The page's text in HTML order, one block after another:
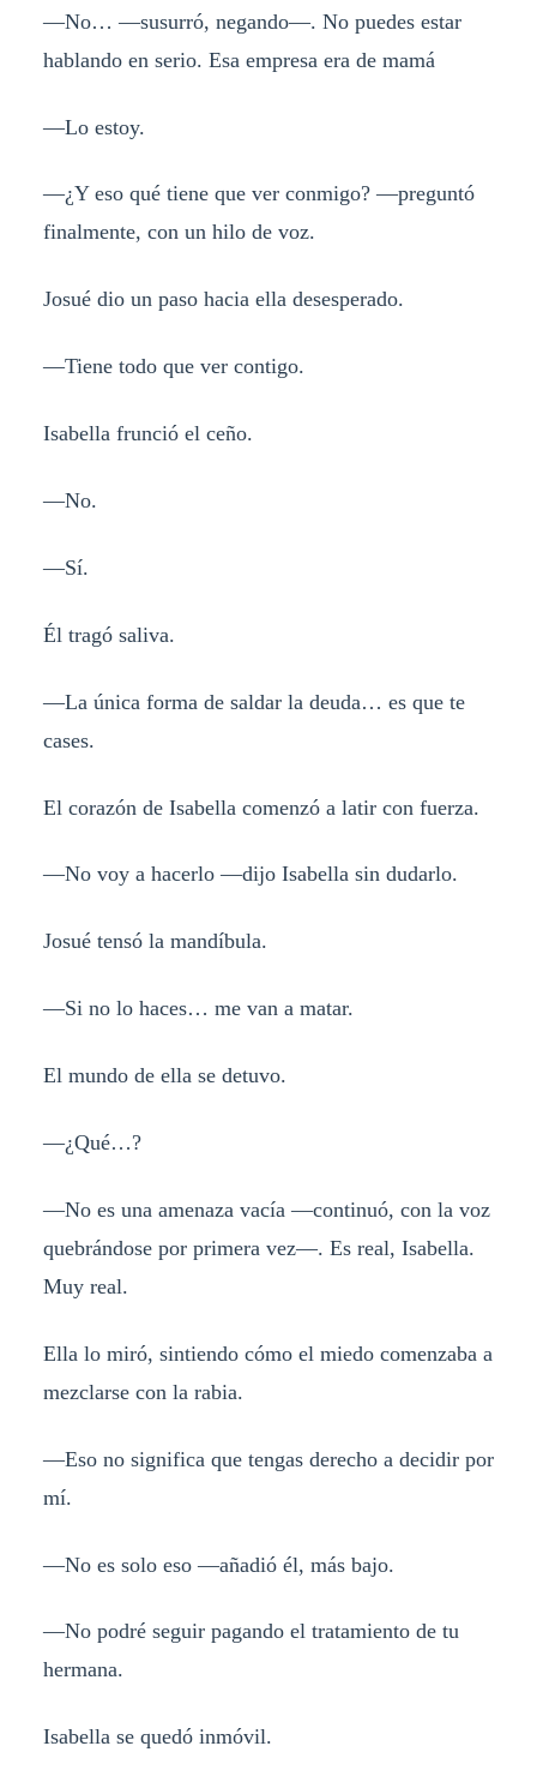
—No… —susurró, negando—. No puedes estar
hablando en serio. Esa empresa era de mamá
—Lo estoy.
—¿Y eso qué tiene que ver conmigo? —preguntó
finalmente, con un hilo de voz.
Josué dio un paso hacia ella desesperado.
—Tiene todo que ver contigo.
Isabella frunció el ceño.
—No.
—Sí.
Él tragó saliva.
—La única forma de saldar la deuda… es que te
cases.
El corazón de Isabella comenzó a latir con fuerza.
—No voy a hacerlo —dijo Isabella sin dudarlo.
Josué tensó la mandíbula.
—Si no lo haces… me van a matar.
El mundo de ella se detuvo.
—¿Qué…?
—No es una amenaza vacía —continuó, con la voz
quebrándose por primera vez—. Es real, Isabella.
Muy real.
Ella lo miró, sintiendo cómo el miedo comenzaba a
mezclarse con la rabia.
—Eso no significa que tengas derecho a decidir por
mí.
—No es solo eso —añadió él, más bajo.
—No podré seguir pagando el tratamiento de tu
hermana.
Isabella se quedó inmóvil.